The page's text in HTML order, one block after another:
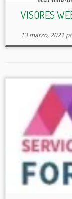
VISORES
13 marzo, 2021